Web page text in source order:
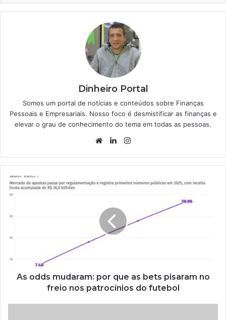
Dinheiro Portal
Somos um portal de notícias e conteúdos sobre Finanças
Pessoais e Empresariais. Nosso foco é desmistificar as finanças e
elevar o grau de conhecimento do tema em todas as pessoas.
WebsiteLinkedin
As odds mudaram: por que as bets pisaram no
freio nos patrocínios do futebol